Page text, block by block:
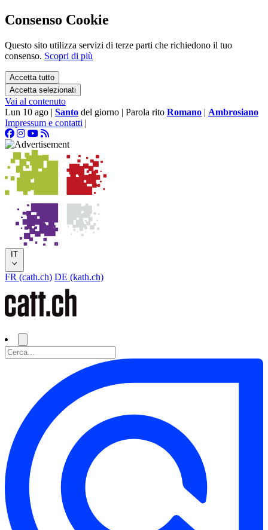
Consenso Cookie
Questo sito utilizza servizi di terze parti che richiedono il tuo
consenso. Scopri di più
Accetta tutto
Accetta selezionati
Vai al contenuto
Lun 10 ago | Santo del giorno | Parola rito Romano | Ambrosiano
Impressum e contatti |
IT
FR (cath.ch) DE (kath.ch)